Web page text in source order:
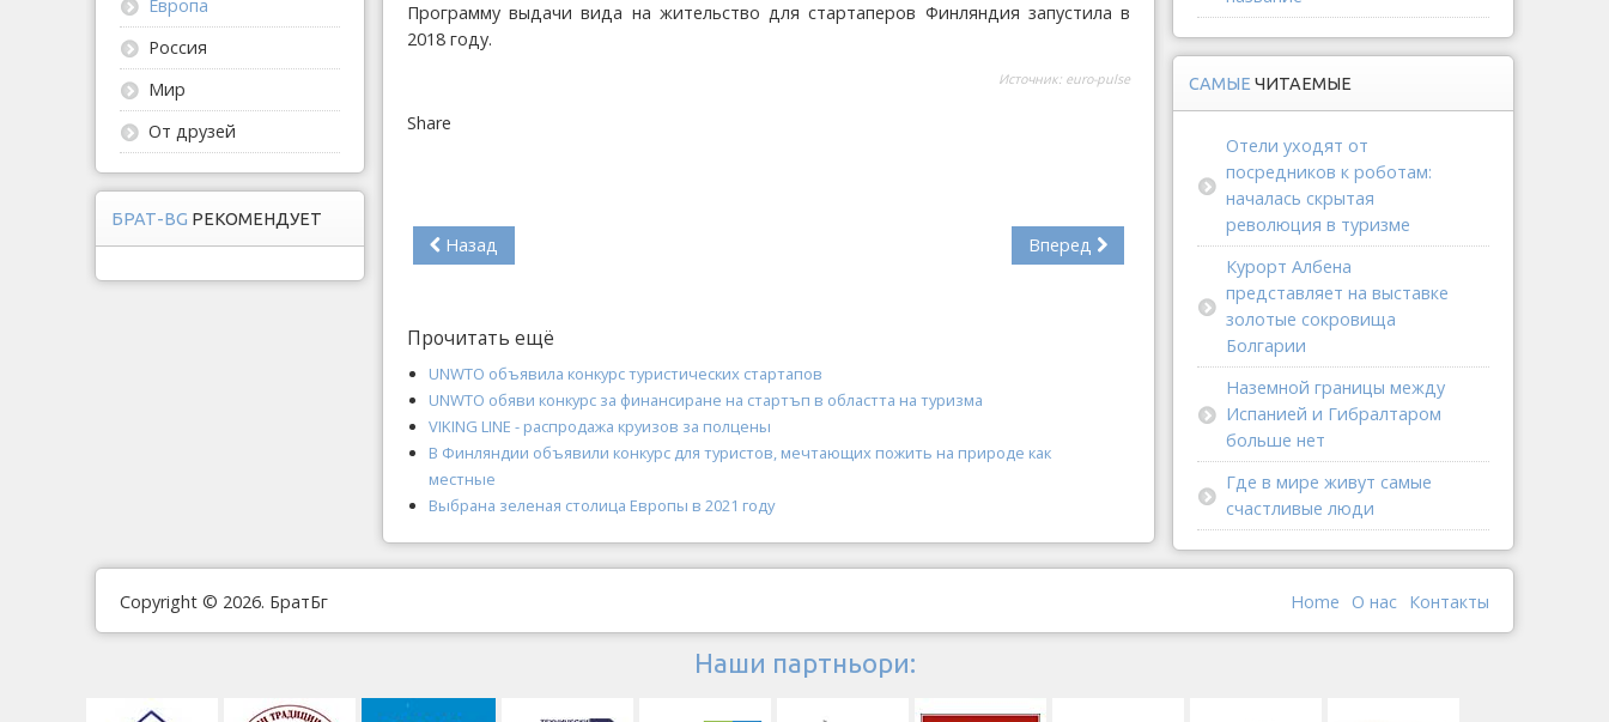
Программу выдачи вида на жительство для стартаперов Финляндия запустила в
2018 году.
Источник: euro-pulse
Share
Назад Вперед
Прочитать ещё
UNWTO объявила конкурс туристических стартапов
UNWTO обяви конкурс за финансиране на стартъп в областта на туризма
VIKING LINE - распродажа круизов за полцены
В Финляндии объявили конкурс для туристов, мечтающих пожить на природе как
местные
Выбрана зеленая столица Европы в 2021 году
Европа
Россия
Мир
От друзей
БРАТ-BG РЕКОМЕНДУЕТ
САМЫЕ ЧИТАЕМЫЕ
Отели уходят от
посредников к роботам:
началась скрытая
революция в туризме
Курорт Албена
представляет на выставке
золотые сокровища
Болгарии
Наземной границы между
Испанией и Гибралтаром
больше нет
Где в мире живут самые
счастливые люди
Copyright © 2026. БратБг Контакты
О наc
Home
Наши партньори: